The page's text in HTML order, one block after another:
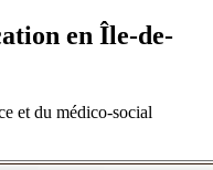
en Île-de-
et du médico-social